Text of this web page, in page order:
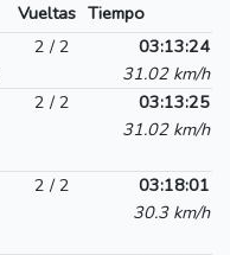
Vueltas Tiempo
2 / 2
03:13:24
31.02 km/h
2 / 2
03:13:25
31.02 km/h
2 / 2
03:18:01
30.3 km/h